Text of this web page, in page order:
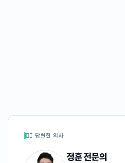
👩‍⚕️ 답변한 의사
정훈전문의